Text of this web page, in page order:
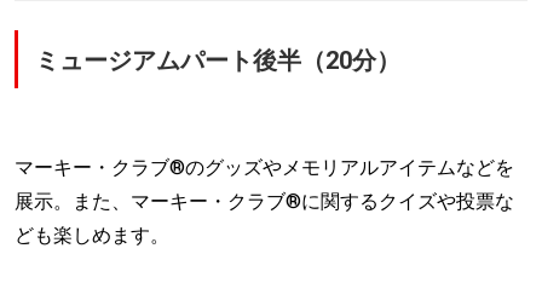
ミュージアムパート後半（20分）
マーキー・クラブ®のグッズやメモリアルアイテムなどを
展示。また、マーキー・クラブ®︎に関するクイズや投票な
ども楽しめます。